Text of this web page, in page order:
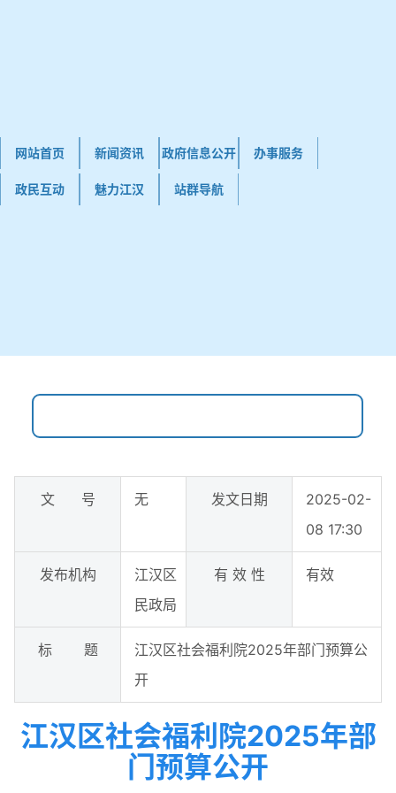
网站首页 新闻资讯 政府信息公开 办事服务
政民互动 魅力江汉 站群导航
文 号 无 发文日期
2025-02-
08 17:30
发布机构
江汉区
民政局
有 效 性 有效
标 题
​江汉区社会福利院2025年部门预算公
开
​江汉区社会福利院2025年部
门预算公开